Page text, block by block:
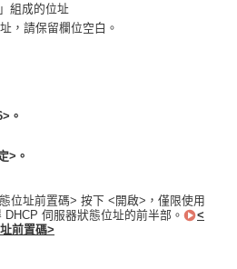
組成的位址
，請保留欄位空白。
。
>。
位址前置碼> 按下 <開啟>，僅限使用
DHCP 伺服器狀態位址的前半部。
<
前置碼>